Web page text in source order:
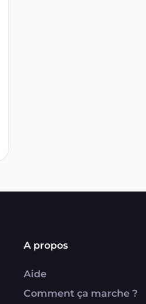
A propos
Aide
Comment ça marche ?